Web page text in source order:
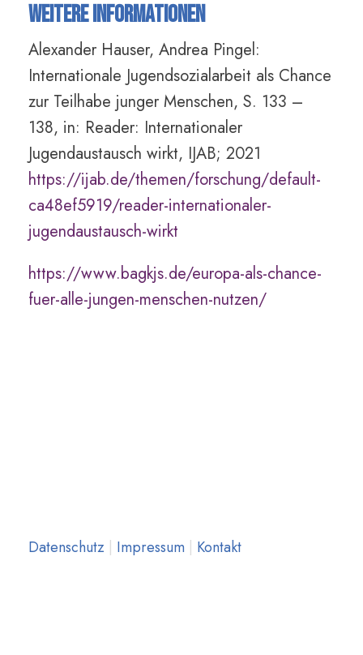
Weitere Informationen
Alexander Hauser, Andrea Pingel:
Internationale Jugendsozialarbeit als Chance
zur Teilhabe junger Menschen, S. 133 –
138, in: Reader: Internationaler
Jugendaustausch wirkt, IJAB; 2021
https://ijab.de/themen/forschung/default-
ca48ef5919/reader-internationaler-
jugendaustausch-wirkt
https://www.bagkjs.de/europa-als-chance-
fuer-alle-jungen-menschen-nutzen/
Datenschutz Impressum Kontakt